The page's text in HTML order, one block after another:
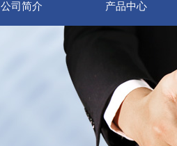
公司简介 产品中心